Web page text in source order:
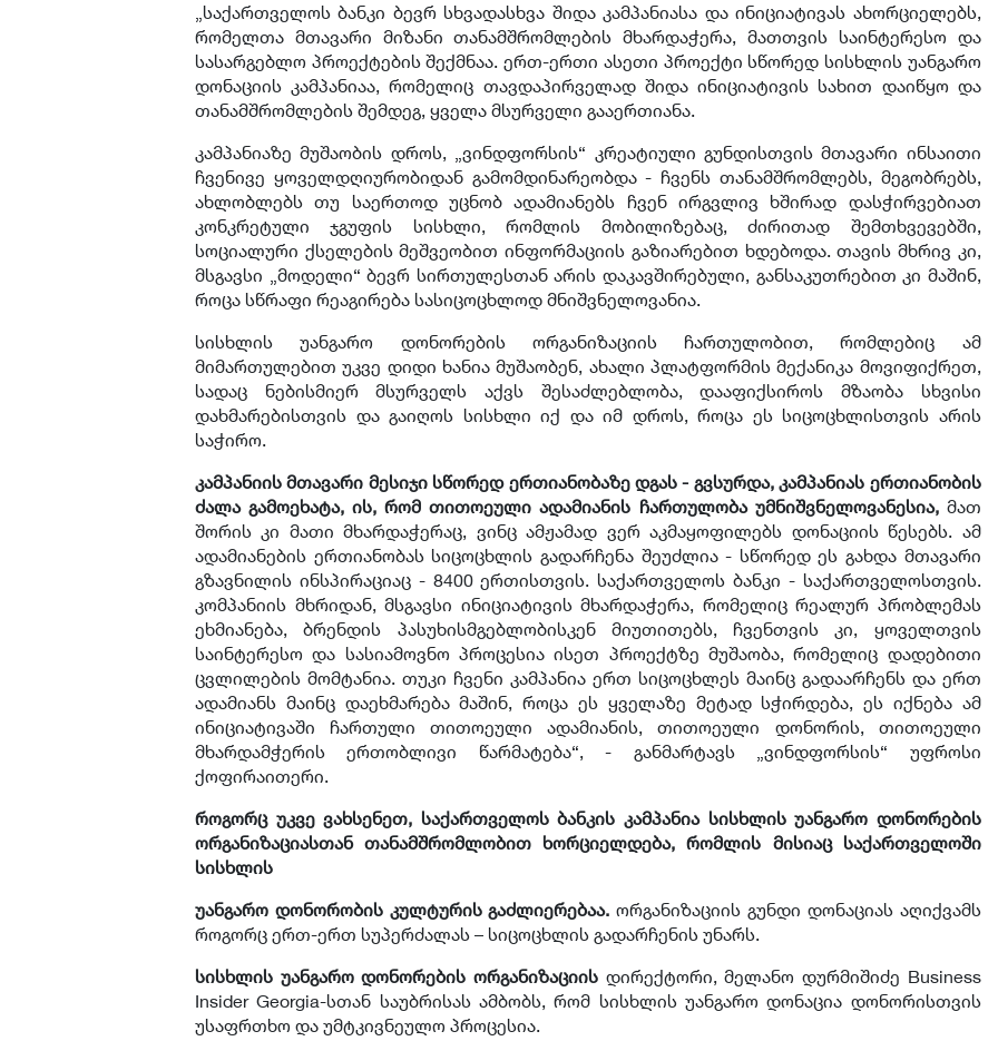
„საქართველოს ბანკი ბევრ სხვადასხვა შიდა კამპანიასა და ინიციატივას ახორციელებს,
რომელთა მთავარი მიზანი თანამშრომლების მხარდაჭერა, მათთვის საინტერესო და
სასარგებლო პროექტების შექმნაა. ერთ-ერთი ასეთი პროექტი სწორედ სისხლის უანგარო
დონაციის კამპანიაა, რომელიც თავდაპირველად შიდა ინიციატივის სახით დაიწყო და
თანამშრომლების შემდეგ, ყველა მსურველი გააერთიანა.
კამპანიაზე მუშაობის დროს, „ვინდფორსის“ კრეატიული გუნდისთვის მთავარი ინსაითი
ჩვენივე ყოველდღიურობიდან გამომდინარეობდა - ჩვენს თანამშრომლებს, მეგობრებს,
ახლობლებს თუ საერთოდ უცნობ ადამიანებს ჩვენ ირგვლივ ხშირად დასჭირვებიათ
კონკრეტული ჯგუფის სისხლი, რომლის მობილიზებაც, ძირითად შემთხვევებში,
სოციალური ქსელების მეშვეობით ინფორმაციის გაზიარებით ხდებოდა. თავის მხრივ კი,
მსგავსი „მოდელი“ ბევრ სირთულესთან არის დაკავშირებული, განსაკუთრებით კი მაშინ,
როცა სწრაფი რეაგირება სასიცოცხლოდ მნიშვნელოვანია.
სისხლის უანგარო დონორების ორგანიზაციის ჩართულობით, რომლებიც ამ
მიმართულებით უკვე დიდი ხანია მუშაობენ, ახალი პლატფორმის მექანიკა მოვიფიქრეთ,
სადაც ნებისმიერ მსურველს აქვს შესაძლებლობა, დააფიქსიროს მზაობა სხვისი
დახმარებისთვის და გაიღოს სისხლი იქ და იმ დროს, როცა ეს სიცოცხლისთვის არის
საჭირო.
კამპანიის მთავარი მესიჯი სწორედ ერთიანობაზე დგას - გვსურდა, კამპანიას ერთიანობის
ძალა გამოეხატა, ის, რომ თითოეული ადამიანის ჩართულობა უმნიშვნელოვანესია,მათ
შორის კი მათი მხარდაჭერაც, ვინც ამჟამად ვერ აკმაყოფილებს დონაციის წესებს. ამ
ადამიანების ერთიანობას სიცოცხლის გადარჩენა შეუძლია - სწორედ ეს გახდა მთავარი
გზავნილის ინსპირაციაც - 8400 ერთისთვის. საქართველოს ბანკი - საქართველოსთვის.
კომპანიის მხრიდან, მსგავსი ინიციატივის მხარდაჭერა, რომელიც რეალურ პრობლემას
ეხმიანება, ბრენდის პასუხისმგებლობისკენ მიუთითებს, ჩვენთვის კი, ყოველთვის
საინტერესო და სასიამოვნო პროცესია ისეთ პროექტზე მუშაობა, რომელიც დადებითი
ცვლილების მომტანია. თუკი ჩვენი კამპანია ერთ სიცოცხლეს მაინც გადაარჩენს და ერთ
ადამიანს მაინც დაეხმარება მაშინ, როცა ეს ყველაზე მეტად სჭირდება, ეს იქნება ამ
ინიციატივაში ჩართული თითოეული ადამიანის, თითოეული დონორის, თითოეული
მხარდამჭერის ერთობლივი წარმატება“, - განმარტავს „ვინდფორსის“ უფროსი
ქოფირაითერი.
როგორც უკვე ვახსენეთ, საქართველოს ბანკის კამპანია სისხლის უანგარო დონორების
ორგანიზაციასთან თანამშრომლობით ხორციელდება, რომლის მისიაც საქართველოში
სისხლის
უანგარო დონორობის კულტურის გაძლიერებაა. ორგანიზაციის გუნდი დონაციას აღიქვამს
როგორც ერთ-ერთ სუპერძალას – სიცოცხლის გადარჩენის უნარს.
სისხლის უანგარო დონორების ორგანიზაციის დირექტორი, მელანო დურმიშიძე Business
Insider Georgia-სთან საუბრისას ამბობს, რომ სისხლის უანგარო დონაცია დონორისთვის
უსაფრთხო და უმტკივნეულო პროცესია.